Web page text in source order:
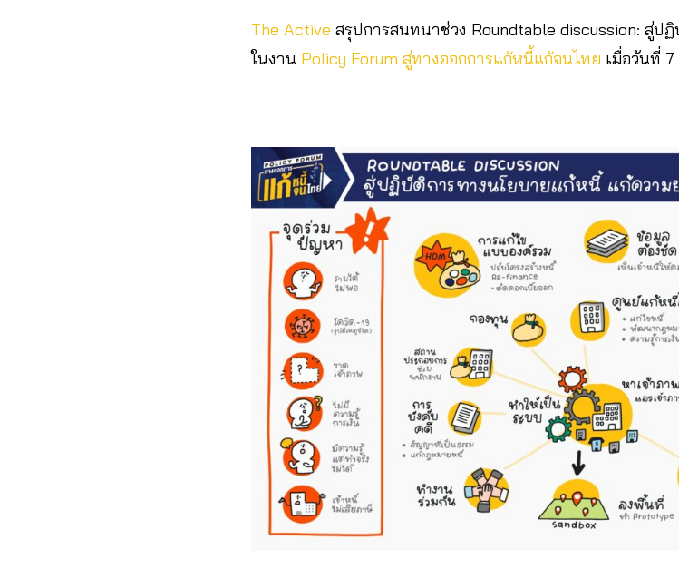
The Active สรุปการสนทนาช่วง Roundtable discussion: สู่
ในงาน Policy Forum สู่ทางออกการแก้หนี้แก้จนไทย เมื่อวันที่